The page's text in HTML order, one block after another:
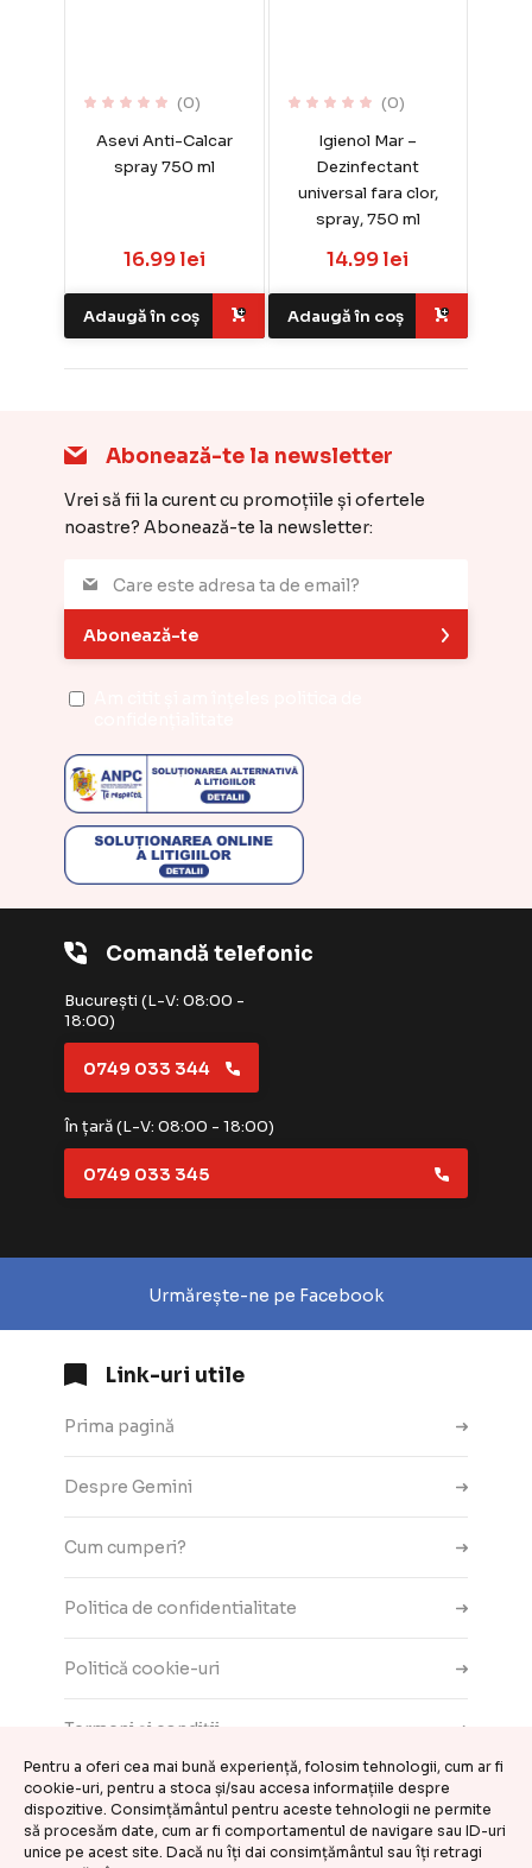
Pentru a oferi cea mai bună experiență, folosim tehnologii, cum ar fi
cookie-uri, pentru a stoca și/sau accesa informațiile despre
dispozitive. Consimțământul pentru aceste tehnologii ne permite
să procesăm date, cum ar fi comportamentul de navigare sau ID-uri
unice pe acest site. Dacă nu îți dai consimțământul sau îți retragi
(0)
Asevi Anti-Calcar
spray 750 ml
16.99 lei
Adaugă în coș
(0)
Igienol Mar –
Dezinfectant
universal fara clor,
spray, 750 ml
14.99 lei
Adaugă în coș
Comandă telefonic
București (L-V: 08:00 -
18:00)
0749 033 344
În țară (L-V: 08:00 - 18:00)
0749 033 345
Urmărește-ne pe Facebook
Link-uri utile
Prima pagină
Despre Gemini
Cum cumperi?
Politica de confidentialitate
Politică cookie-uri
Termeni și condiții
Contact
ANPC
Abonează-te la newsletter
Vrei să fii la curent cu promoțiile și ofertele
noastre? Abonează-te la newsletter:
Abonează-te